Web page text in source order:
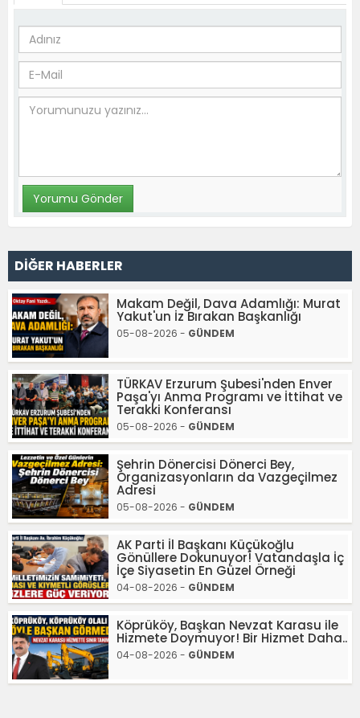
DİĞER HABERLER
Makam Değil, Dava Adamlığı: Murat
Yakut'un İz Bırakan Başkanlığı
05-08-2026 - GÜNDEM
TÜRKAV Erzurum Şubesi'nden Enver
Paşa'yı Anma Programı ve İttihat ve
Terakki Konferansı
05-08-2026 - GÜNDEM
Şehrin Dönercisi Dönerci Bey,
Organizasyonların da Vazgeçilmez
Adresi
05-08-2026 - GÜNDEM
AK Parti İl Başkanı Küçükoğlu
Gönüllere Dokunuyor! Vatandaşla İç
İçe Siyasetin En Güzel Örneği
04-08-2026 - GÜNDEM
Köprüköy, Başkan Nevzat Karasu ile
Hizmete Doymuyor! Bir Hizmet Daha..
04-08-2026 - GÜNDEM